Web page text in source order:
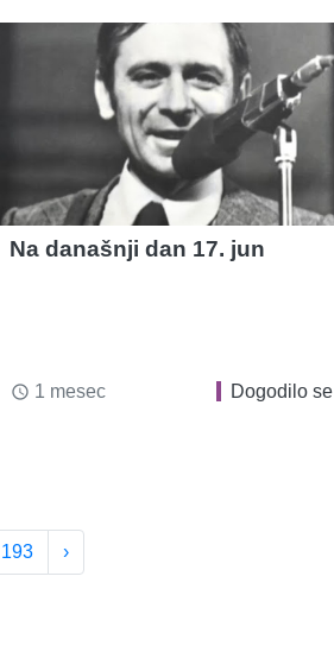
Na današnji dan 17. jun
access_time 1 mesec Dogodilo se
193 ›